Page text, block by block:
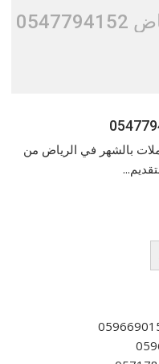
بالشهر في الرياض من